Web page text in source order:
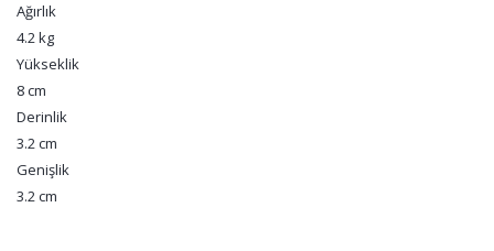
Ağırlık
4.2 kg
Yükseklik
8 cm
Derinlik
3.2 cm
Genişlik
3.2 cm